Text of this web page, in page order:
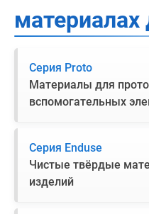
материалах
Серия Proto
Материалы для
вспомогательных
Серия Enduse
Чистые твёрдые
изделий